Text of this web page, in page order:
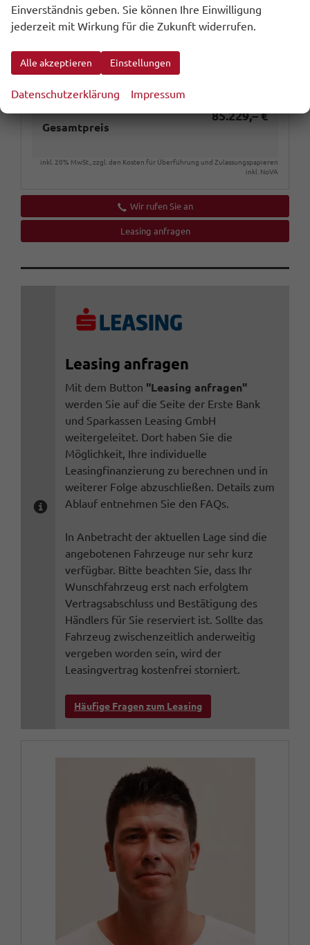
Tageszulassung
vorhanden
Zustand
unfallfrei
Zustand, Fahrfähigkeit
Gesamtpreis
85.229,– €
inkl. 20% MwSt., zzgl. den Kosten für Überführung und Zulassungspapieren
inkl. NoVA
Wir rufen Sie an
Leasing anfragen
Leasing anfragen
Mit dem Button "Leasing anfragen"
werden Sie auf die Seite der Erste Bank
und Sparkassen Leasing GmbH
weitergeleitet. Dort haben Sie die
Möglichkeit, Ihre individuelle
Leasingfinanzierung zu berechnen und in
weiterer Folge abzuschließen. Details zum
Ablauf entnehmen Sie den FAQs.
In Anbetracht der aktuellen Lage sind die
angebotenen Fahrzeuge nur sehr kurz
verfügbar. Bitte beachten Sie, dass Ihr
Wunschfahrzeug erst nach erfolgtem
Vertragsabschluss und Bestätigung des
Händlers für Sie reserviert ist. Sollte das
Fahrzeug zwischenzeitlich anderweitig
vergeben worden sein, wird der
Leasingvertrag kostenfrei storniert.
Häufige Fragen zum Leasing
Einverständnis geben. Sie können Ihre Einwilligung
jederzeit mit Wirkung für die Zukunft widerrufen.
Alle akzeptieren Einstellungen
Datenschutzerklärung Impressum